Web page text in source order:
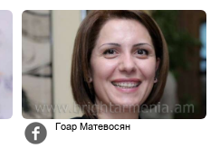
Гоар Матевосян